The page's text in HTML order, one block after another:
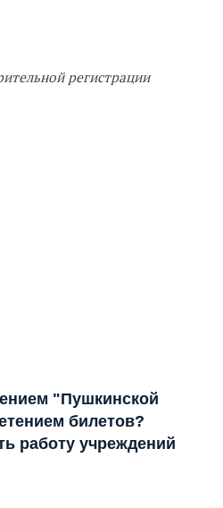
регистрации
"Пушкинской
билетов?
работу учреждений